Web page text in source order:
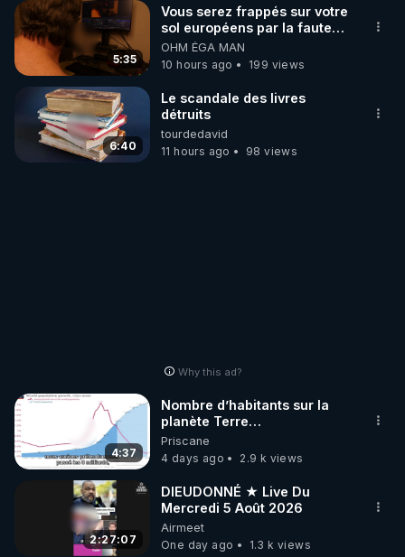
5:35
Vous serez frappés sur votre
sol européens par la faute
des dirigeants qui s'en
mettent dans le nez
OHM ÉGA MAN
10 hours ago
199 views
6:40
Le scandale des livres
détruits
tourdedavid
11 hours ago
98 views
Why this ad?
4:37
Nombre d’habitants sur la
planète Terre…
Priscane
4 days ago
2.9 k views
2:27:07
DIEUDONNÉ ★ Live Du
Mercredi 5 Août 2026
Airmeet
One day ago
1.3 k views